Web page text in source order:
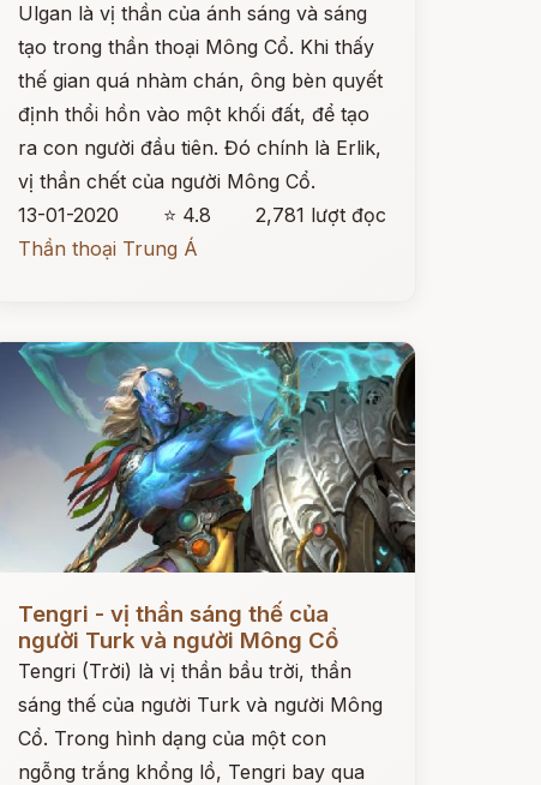
Ulgan là vị thần của ánh sáng và sáng
tạo trong thần thoại Mông Cổ. Khi thấy
thế gian quá nhàm chán, ông bèn quyết
định thổi hồn vào một khối đất, để tạo
ra con người đầu tiên. Đó chính là Erlik,
vị thần chết của người Mông Cổ.
13-01-2020
⭐ 4.8
2,781 lượt đọc
Thần thoại Trung Á
Tengri - vị thần sáng thế của
người Turk và người Mông Cổ
Tengri (Trời) là vị thần bầu trời, thần
sáng thế của người Turk và người Mông
Cổ. Trong hình dạng của một con
ngỗng trắng khổng lồ, Tengri bay qua